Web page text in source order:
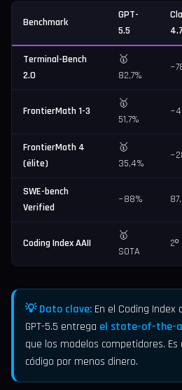
Benchmark
GPT-
5.5
4.7
Terminal-Bench
2.0
🥇
82,7%
FrontierMath 1-3
🥇
51,7%
FrontierMath 4
(élite)
🥇
35,4%
SWE-bench
Verified
~88%
Coding Index AAII
🥇
SOTA
2º
💡 Dato clave: En el Coding Index
GPT-5.5 entrega el state-of-the-
que los modelos competidores. Es
código por menos dinero.